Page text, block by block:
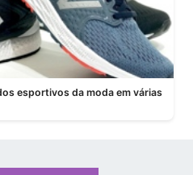
esportivos da moda em várias